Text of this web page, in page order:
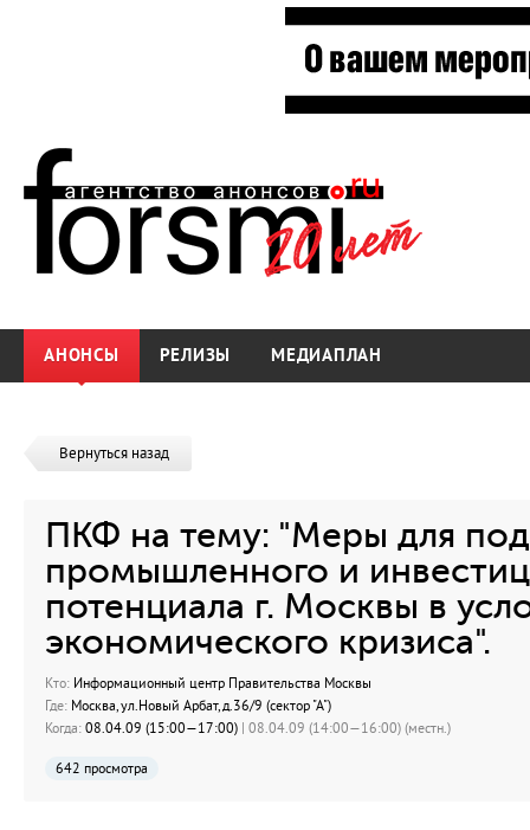
АНОНСЫ РЕЛИЗЫ МЕДИАПЛАН
Вернуться назад
ПКФ на тему: "Меры для
промышленного и
потенциала г. Москвы в
экономического кризиса".
Кто: Информационный центр Правительства Москвы
Где: Москва, ул.Новый Арбат, д.36/9 (сектор "А")
Когда: 08.04.09 (15:00—17:00) | 08.04.09 (14:00—16:00) (местн.)
642 просмотра